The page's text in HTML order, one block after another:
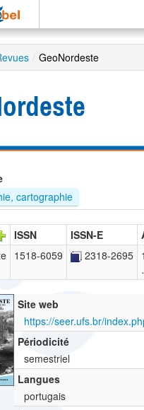
/ GeoNordeste
cartographie
ISSN ISSN-E
1518-6059 2318-2695
Site web
https://seer.ufs.br/
Périodicité
semestriel
Langues
portugais